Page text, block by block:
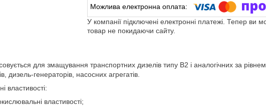
У компанії підключені електронні платежі. Тепер ви
товар не покидаючи сайту.
для змащування транспортних дизелів типу В2 і аналогічних за
дизель-генераторів, насосних агрегатів.
властивості:
властивості;